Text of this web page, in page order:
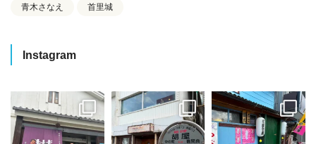
青木さなえ 首里城
Instagram